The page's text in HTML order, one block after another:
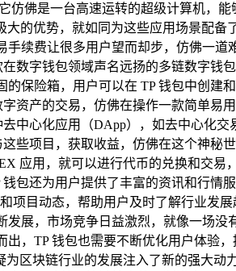
佛是一台高速运转的超级计算机，
的优势，就如同为这些应用场景配
续费让很多用户望而却步，仿佛一
数字钱包领域声名远扬的多链数字
保险箱，用户可以在 TP 钱包中创建
资产的交易，仿佛在操作一款简单易
中心化应用（DApp），如去中心化
些项目，获取收益，仿佛在这个神
应用，就可以进行代币的兑换和交
包还为用户提供了丰富的资讯和行情
项目动态，帮助用户及时了解行业发
展，市场竞争日益激烈，就像一场
，TP 钱包也需要不断优化用户体验
区块链行业的发展注入了新的强大